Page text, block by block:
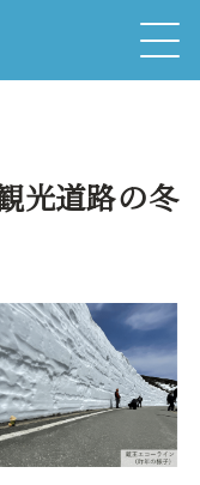
光道路の冬